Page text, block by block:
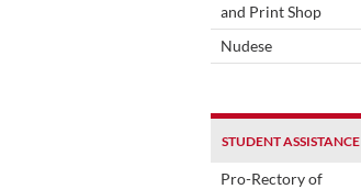
and Print Shop
Nudese
STUDENT ASSISTANCE
Pro-Rectory of